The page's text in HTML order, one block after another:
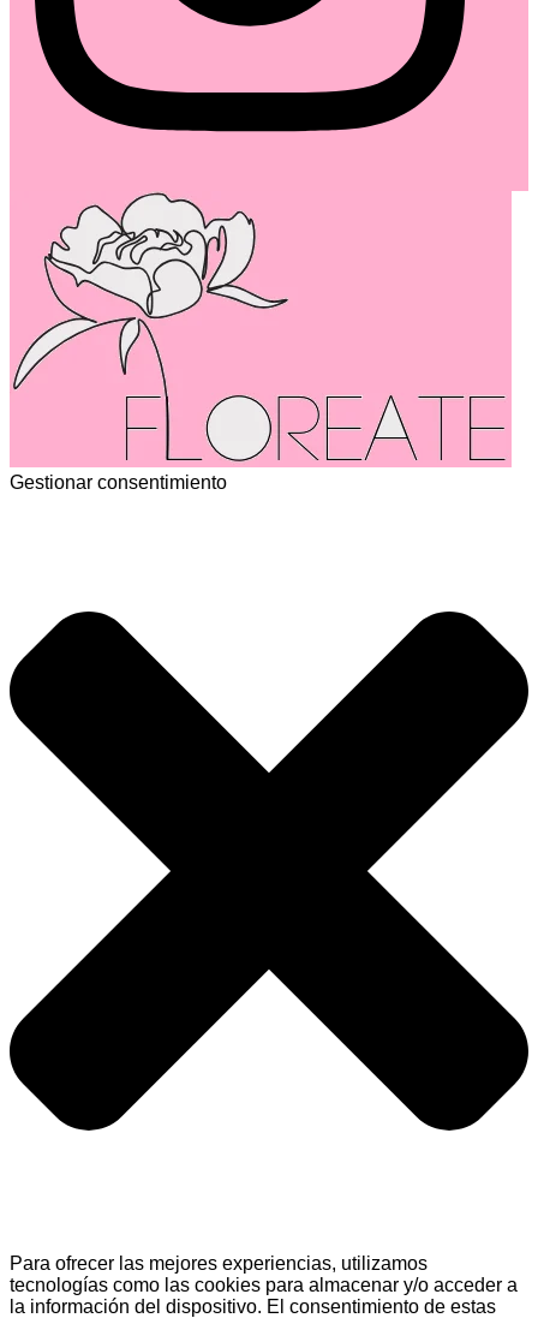
Gestionar consentimiento
Para ofrecer las mejores experiencias, utilizamos
tecnologías como las cookies para almacenar y/o acceder a
la información del dispositivo. El consentimiento de estas